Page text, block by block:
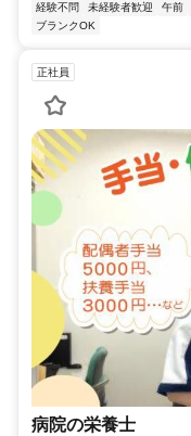
経験不問
未経験者歓迎 午前
ブランクOK
正社員
病院の栄養士